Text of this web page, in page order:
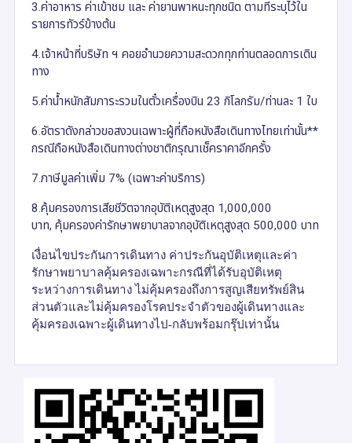
3.ค่าอาหาร ค่าเข้าชม และ ค่ายานพาหนะทุกชนิด ตามที่ระบุไว้ใน
รายการทัวร์ข้างต้น
4.เจ้าหน้าที่บริษัท ฯ คอยอำนวยความสะดวกทุกท่านตลอดการเดิน
ทาง
5.ค่าน้ำหนักสัมภาระรวมในตั๋วเครื่องบิน 23 กิโลกรัม/ท่านละ 1 ใบ
6.อัตราดังกล่าวขอสงวนเฉพาะผู้ที่ถือหนังสือเดินทางไทยเท่านั้น**
กรณีถือหนังสือเดินทางต่างชาติกรุณาเช็คราคาอีกครั้ง
7.ภาษีมูลค่าเพิ่ม 7% (เฉพาะค่าบริการ)
8. คุ้มครองการเสียชีวิตจากอุบัติเหตุสูงสุด 1,000,000
บาท, คุ้มครองค่ารักษาพยาบาลจากอุบัติเหตุสูงสุด 500,000 บาท
เงื่อนไขประกันการเดินทาง ค่าประกันอุบัติเหตุและค่า
รักษาพยาบาลคุ้มครองเฉพาะกรณีที่ได้รับอุบัติเหตุ
ระหว่างการเดินทาง ไม่คุ้มครองถึงการสูญเสียทรัพย์สิน
ส่วนตัวและไม่คุ้มครองโรคประจำตัวของผู้เดินทางและ
คุ้มครองเฉพาะผู้เดินทางไป-กลับพร้อมกรุ๊ปเท่านั้น